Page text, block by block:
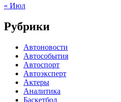
« Июл
Рубрики
Автоновости
Автособытия
Автоспорт
Автоэксперт
Актеры
Аналитика
Баскетбол